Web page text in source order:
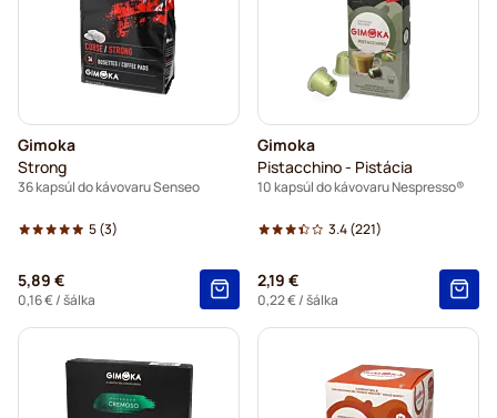
Gimoka
Strong
36 kapsúl do kávovaru Senseo
5(3)
5,89 €
0,16 €/ šálka
Gimoka
Pistacchino - Pistácia
10 kapsúl do kávovaru Nespresso®
3.4(221)
2,19 €
0,22 €/ šálka